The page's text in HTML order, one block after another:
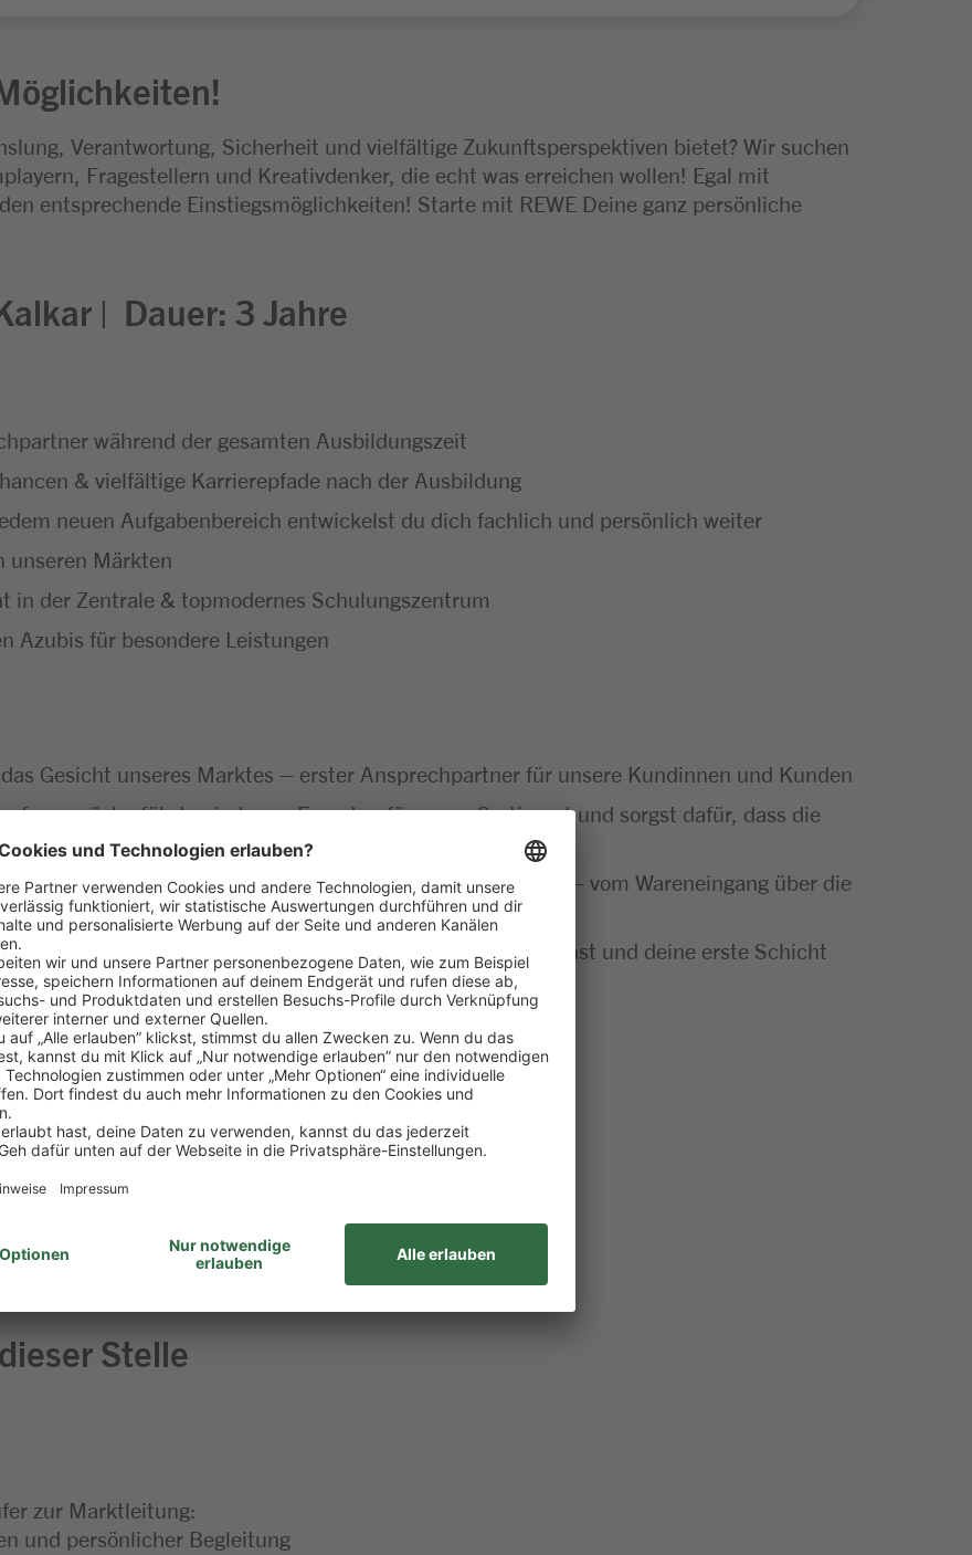
Verantwortung, Sicherheit und vielfältige Zukunftsperspektiven bietet? Wir suchen
Fragestellern und Kreativdenker, die echt was erreichen wollen! Egal mit
entsprechende Einstiegsmöglichkeiten! Starte mit REWE Deine ganz persönliche
| Dauer: 3 Jahre
während der gesamten Ausbildungszeit
& vielfältige Karrierepfade nach der Ausbildung
neuen Aufgabenbereich entwickelst du dich fachlich und persönlich weiter
Märkten
in der Zentrale & topmodernes Schulungszentrum
Azubis für besondere Leistungen
Gesicht unseres Marktes – erster Ansprechpartner für unsere Kundinnen und Kunden
führt, wirst zum Experten für unser Sortiment und sorgst dafür, dass die
sind
allen wichtigen Einzelhandelsprozessen vertraut gemacht – vom Wareneingang über die
Verkauf
Verantwortung – bis du schließlich selbst den Einsatz planst und deine erste Schicht
Umgang mit Menschen
für dich einfach dazu
bringst du gerne mit
Stelle
zur Marktleitung:
und persönlicher Begleitung